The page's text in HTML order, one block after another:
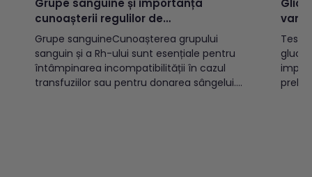
Grupe sanguine și importanța
cunoașterii regulilor de
incompatibilitate
Grupe sanguineCunoașterea grupului
sanguin și a Rh-ului sunt esențiale pentru
întâmpinarea incompatibilității în cazul
transfuziilor sau pentru donarea sângelui.